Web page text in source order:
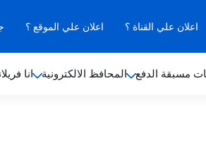
اعلان علي القناة ؟ اعلان علي الموقع ؟
مسبقة الدفع المحافظ الالكترونية انا